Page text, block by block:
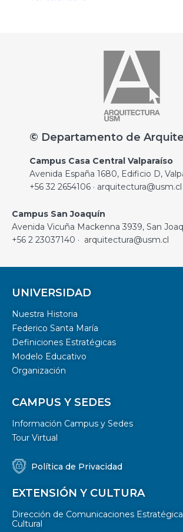
© Departamento de
Campus Casa Central Valparaíso
Avenida España 1680, Edificio D,
+56 32 2654106 · arquitectura@usm.cl
Campus San Joaquín
Avenida Vicuña Mackenna 3939, San
+56 2 23037140 · arquitectura@usm.cl
UNIVERSIDAD
Nuestra Historia
Federico Santa María
Definiciones Estratégicas
Modelo Educativo
Organización
CAMPUS Y SEDES
Información Campus y Sedes
Tour Virtual
Política de Privacidad
EXTENSIÓN Y CULTURA
Dirección de Comunicaciones
Cultural